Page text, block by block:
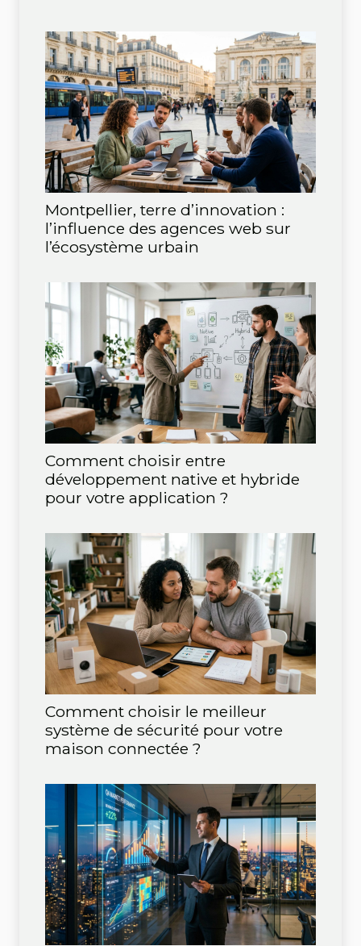
Montpellier, terre d’innovation :
l’influence des agences web sur
l’écosystème urbain
Comment choisir entre
développement native et hybride
pour votre application ?
Comment choisir le meilleur
système de sécurité pour votre
maison connectée ?